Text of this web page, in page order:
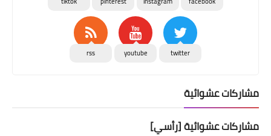
twitter
youtube
rss
مشاركات عشوائية
مشاركات عشوائية [رأسي]